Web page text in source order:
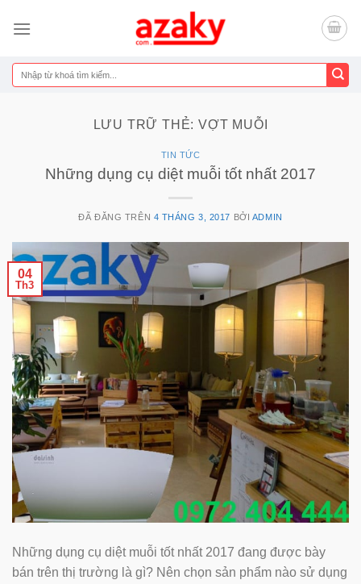
đến
dung
Tìm
kiếm:
LƯU TRỮ THẺ: VỢT MUỖI
TIN TỨC
Những dụng cụ diệt muỗi tốt nhất 2017
ĐÃ ĐĂNG TRÊN 4 THÁNG 3, 2017 BỞI ADMIN
04
Th3
Những dụng cụ diệt muỗi tốt nhất 2017 đang được bày
bán trên thị trường là gì? Nên chọn sản phẩm nào sử dụng